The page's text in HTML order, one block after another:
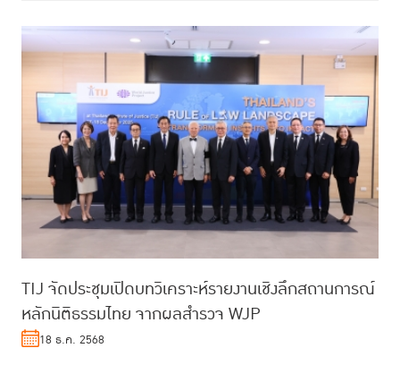
TIJ จัดประชุมเปิดบทวิเคราะห์รายงานเชิงลึกสถานการณ์
หลักนิติธรรมไทย จากผลสำรวจ WJP
18 ธ.ค. 2568